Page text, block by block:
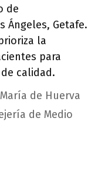
de
Ángeles, Getafe.
la
para
calidad.
de Huerva
de Medio